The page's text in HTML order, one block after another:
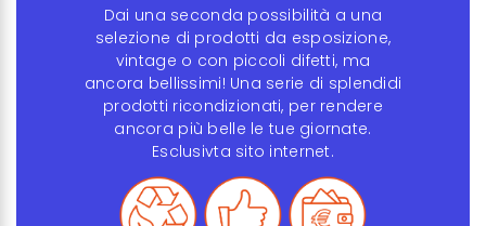
Dai una seconda possibilità a una
selezione di prodotti da esposizione,
vintage o con piccoli difetti, ma
ancora bellissimi! Una serie di splendidi
prodotti ricondizionati, per rendere
ancora più belle le tue giornate.
Esclusivta sito internet.